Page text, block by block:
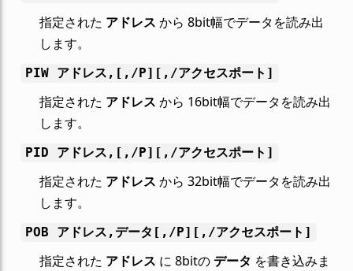
指定された アドレス から 8bit幅でデータを読み出
します。
PIW アドレス,[,/P][,/アクセスポート]
指定された アドレス から 16bit幅でデータを読み出
します。
PID アドレス,[,/P][,/アクセスポート]
指定された アドレス から 32bit幅でデータを読み出
します。
POB アドレス,データ[,/P][,/アクセスポート]
指定された アドレス に 8bitのデータ を書き込みま